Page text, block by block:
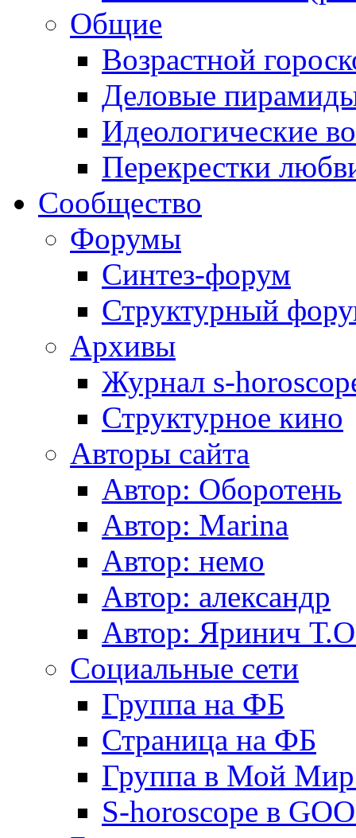
Общие
Возрастной
Деловые
Идеологические
Перекрестки
Сообщество
Форумы
Синтез-форум
Структурный
Архивы
Журнал s-
Структурное кино
Авторы сайта
Автор: Оборотень
Автор: Marina
Автор: немo
Автор: александр
Автор: Яринич
Социальные сети
Группа на ФБ
Страница на ФБ
Группа в Мой
S-horoscope в